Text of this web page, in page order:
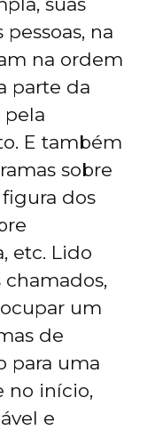
na
na ordem
parte da
pela
E também
sobre
dos
etc. Lido
um
de
para uma
no início,
e